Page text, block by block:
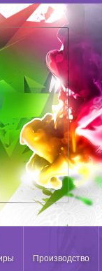
Производство